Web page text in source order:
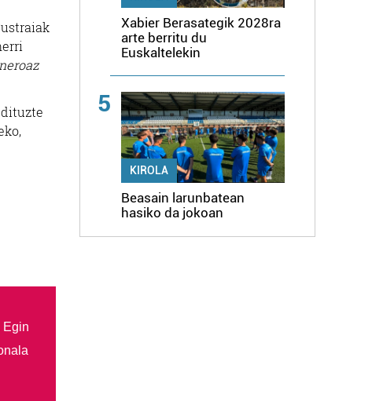
Egin
Xabier Berasategik 2028ra
arte berritu du
Euskaltelekin
5
KIROLA
Beasain larunbatean
hasiko da jokoan